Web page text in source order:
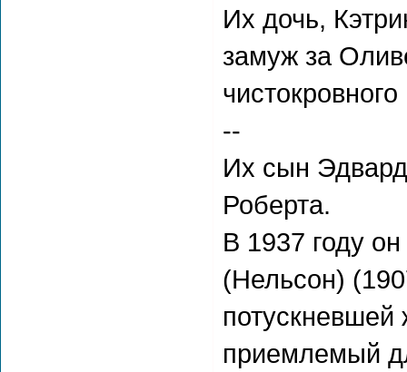
Их дочь,
замуж за
--
Их сын
Роберта.
В 1937 году
(Нельсон)
приемлемый